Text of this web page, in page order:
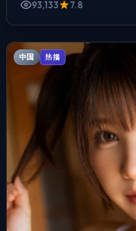
93,133
7.8
中国 热播